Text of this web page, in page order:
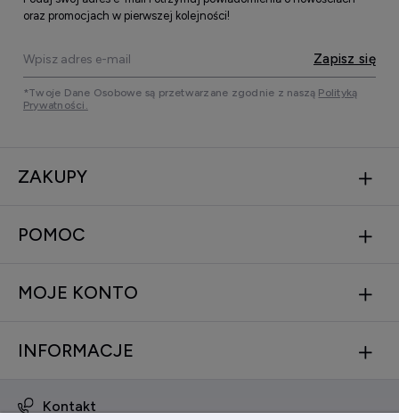
oraz promocjach w pierwszej kolejności!
Zapisz się
*Twoje Dane Osobowe są przetwarzane zgodnie z naszą Polityką
Prywatności.
ZAKUPY
POMOC
MOJE KONTO
INFORMACJE
Kontakt